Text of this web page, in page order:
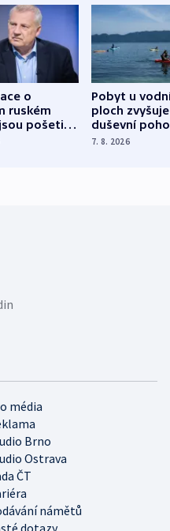
o
ruském
pošetilé,
Pobyt u
ploch zvyšuje
duševní
ukázala
7. 8. 2026
média
Brno
Ostrava
ČT
námětů
dotazy